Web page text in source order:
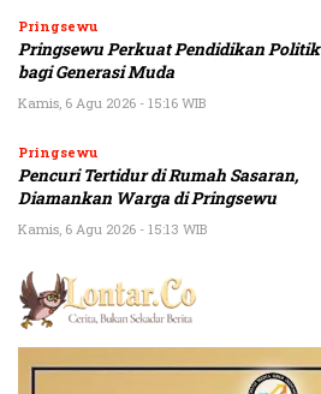
Pringsewu
Pringsewu Perkuat Pendidikan Politik
bagi Generasi Muda
Kamis, 6 Agu 2026 - 15:16 WIB
Pringsewu
Pencuri Tertidur di Rumah Sasaran,
Diamankan Warga di Pringsewu
Kamis, 6 Agu 2026 - 15:13 WIB